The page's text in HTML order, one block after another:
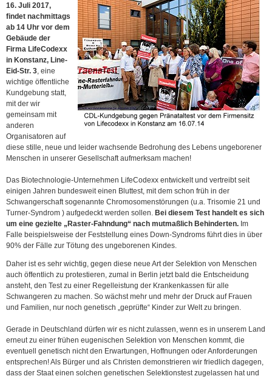
16. Juli 2017,
findet nachmittags
ab 14 Uhr vor dem
Gebäude der
Firma LifeCodexx
in Konstanz, Line-
Eid-Str. 3, eine
wichtige öffentliche
Kundgebung statt,
mit der wir
gemeinsam mit
anderen
Organisatoren auf
diese stille, neue und leider wachsende Bedrohung des Lebens ungeborener
Menschen in unserer Gesellschaft aufmerksam machen!
Das Biotechnologie-Unternehmen LifeCodexx entwickelt und vertreibt seit
einigen Jahren bundesweit einen Bluttest, mit dem schon früh in der
Schwangerschaft sogenannte Chromosomenstörungen (u.a. Trisomie 21 und
Turner-Syndrom ) aufgedeckt werden sollen. Bei diesem Test handelt es sich
um eine gezielte „Raster-Fahndung“ nach mutmaßlich Behinderten. Im
Falle beispielsweise der Feststellung eines Down-Syndroms führt dies in über
90% der Fälle zur Tötung des ungeborenen Kindes.
Daher ist es sehr wichtig, gegen diese neue Art der Selektion von Menschen
auch öffentlich zu protestieren, zumal in Berlin jetzt bald die Entscheidung
ansteht, den Test zu einer Regelleistung der Krankenkassen für alle
Schwangeren zu machen. So wächst mehr und mehr der Druck auf Frauen
und Familien, nur noch genetisch „geprüfte“ Kinder zur Welt zu bringen.
Gerade in Deutschland dürfen wir es nicht zulassen, wenn es in unserem Land
erneut zu einer frühen eugenischen Selektion von Menschen kommt, die
eventuell genetisch nicht den Erwartungen, Hoffnungen oder Anforderungen
entsprechen! Als Bürger und als Christen demonstrieren wir friedlich dagegen,
dass der Staat einen solchen genetischen Selektionstest zugelassen hat und